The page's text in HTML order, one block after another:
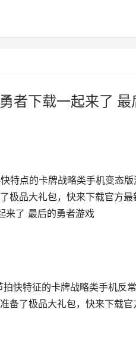
者下载一起来了 最
特点的卡牌战略类手机变态
极品大礼包，快来下载官方最
来了 最后的勇者游戏
快特征的卡牌战略类手机反
备了极品大礼包，快来下载官